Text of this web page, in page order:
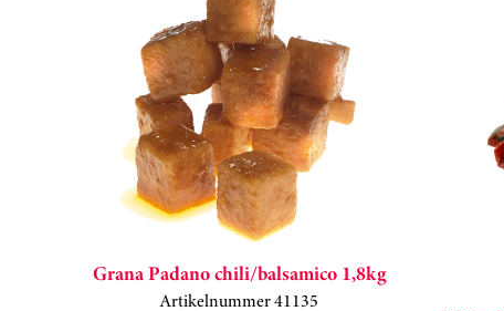
Grana Padano chili/balsamico 1,8kg
Artikelnummer 41135